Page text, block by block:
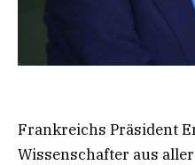
Frankreichs Präsident
Wissenschafter aus